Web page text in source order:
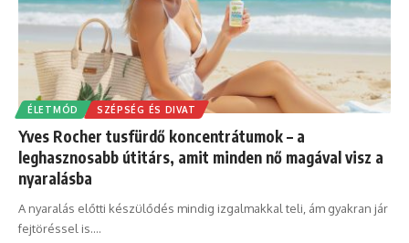
ÉLETMÓD SZÉPSÉG ÉS DIVAT
Yves Rocher tusfürdő koncentrátumok – a
leghasznosabb útitárs, amit minden nő magával visz a
nyaralásba
A nyaralás előtti készülődés mindig izgalmakkal teli, ám gyakran jár
fejtöréssel is.…